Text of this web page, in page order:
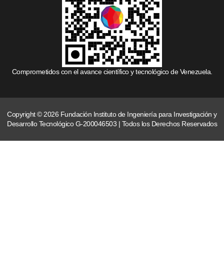
Comprometidos con el avance científico y tecnológico de Venezuela.
Copyright © 2026 Fundación Instituto de Ingeniería para Investigación y
Desarrollo Tecnológico G-200046503 | Todos los Derechos Reservados